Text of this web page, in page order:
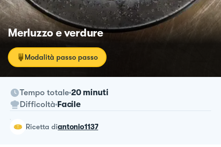
Merluzzo e verdure
Modalità passo passo
Tempo totale 20 minuti
Difficoltà Facile
ricetta diantonio1137